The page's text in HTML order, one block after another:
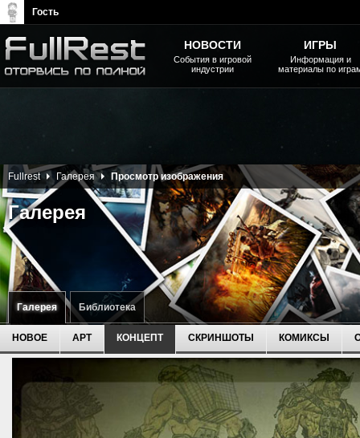
Галерея Библиотека
Галерея
Fullrest Галерея Просмотр изображения
НОВОЕ АРТ КОНЦЕПТ СКРИНШОТЫ КОМИКСЫ
НОВОСТИ
События в игровой
индустрии
ИГРЫ
Информация и
материалы по
Гость